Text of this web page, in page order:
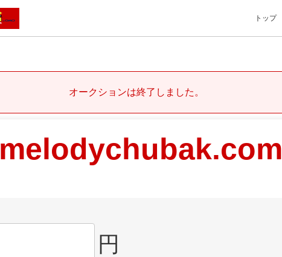
トップ
オークションは終了しました。
melodychubak.com
円